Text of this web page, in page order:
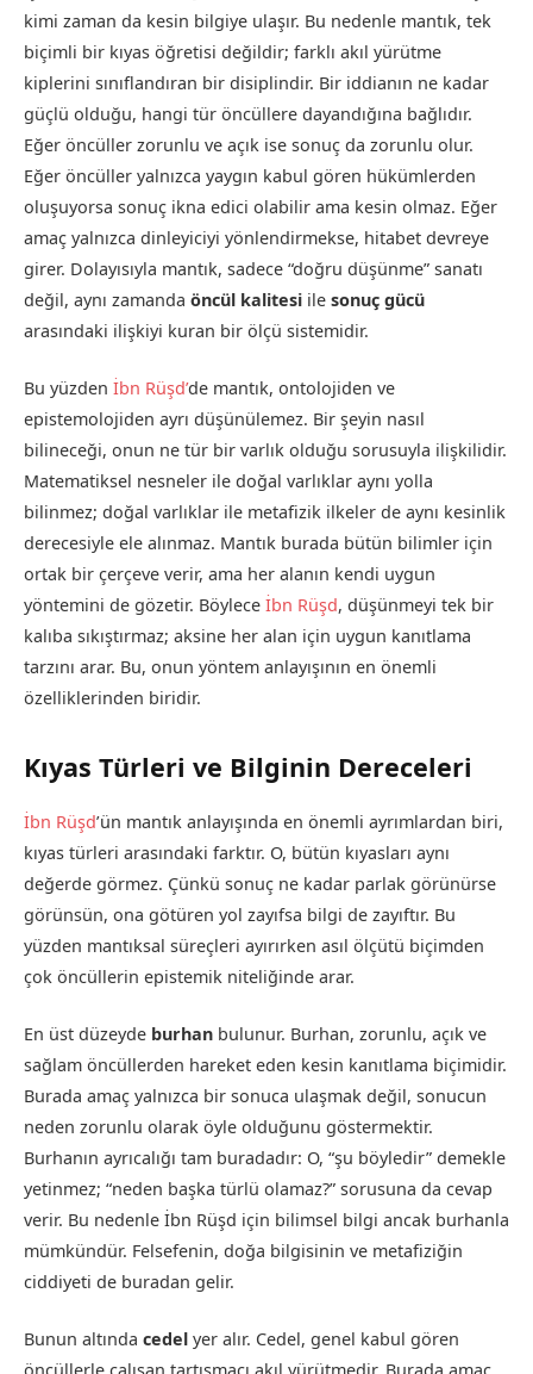
kimi zaman da kesin bilgiye ulaşır. Bu nedenle mantık, tek
biçimli bir kıyas öğretisi değildir; farklı akıl yürütme
kiplerini sınıflandıran bir disiplindir. Bir iddianın ne kadar
güçlü olduğu, hangi tür öncüllere dayandığına bağlıdır.
Eğer öncüller zorunlu ve açık ise sonuç da zorunlu olur.
Eğer öncüller yalnızca yaygın kabul gören hükümlerden
oluşuyorsa sonuç ikna edici olabilir ama kesin olmaz. Eğer
amaç yalnızca dinleyiciyi yönlendirmekse, hitabet devreye
girer. Dolayısıyla mantık, sadece “doğru düşünme” sanatı
değil, aynı zamanda öncül kalitesi ile sonuç gücü
arasındaki ilişkiyi kuran bir ölçü sistemidir.
Bu yüzden İbn Rüşd’de mantık, ontolojiden ve
epistemolojiden ayrı düşünülemez. Bir şeyin nasıl
bilineceği, onun ne tür bir varlık olduğu sorusuyla ilişkilidir.
Matematiksel nesneler ile doğal varlıklar aynı yolla
bilinmez; doğal varlıklar ile metafizik ilkeler de aynı kesinlik
derecesiyle ele alınmaz. Mantık burada bütün bilimler için
ortak bir çerçeve verir, ama her alanın kendi uygun
yöntemini de gözetir. Böylece İbn Rüşd, düşünmeyi tek bir
kalıba sıkıştırmaz; aksine her alan için uygun kanıtlama
tarzını arar. Bu, onun yöntem anlayışının en önemli
özelliklerinden biridir.
Kıyas Türleri ve Bilginin Dereceleri
İbn Rüşd’ün mantık anlayışında en önemli ayrımlardan biri,
kıyas türleri arasındaki farktır. O, bütün kıyasları aynı
değerde görmez. Çünkü sonuç ne kadar parlak görünürse
görünsün, ona götüren yol zayıfsa bilgi de zayıftır. Bu
yüzden mantıksal süreçleri ayırırken asıl ölçütü biçimden
çok öncüllerin epistemik niteliğinde arar.
En üst düzeyde burhan bulunur. Burhan, zorunlu, açık ve
sağlam öncüllerden hareket eden kesin kanıtlama biçimidir.
Burada amaç yalnızca bir sonuca ulaşmak değil, sonucun
neden zorunlu olarak öyle olduğunu göstermektir.
Burhanın ayrıcalığı tam buradadır: O, “şu böyledir” demekle
yetinmez; “neden başka türlü olamaz?” sorusuna da cevap
verir. Bu nedenle İbn Rüşd için bilimsel bilgi ancak burhanla
mümkündür. Felsefenin, doğa bilgisinin ve metafiziğin
ciddiyeti de buradan gelir.
Bunun altında cedel yer alır. Cedel, genel kabul gören